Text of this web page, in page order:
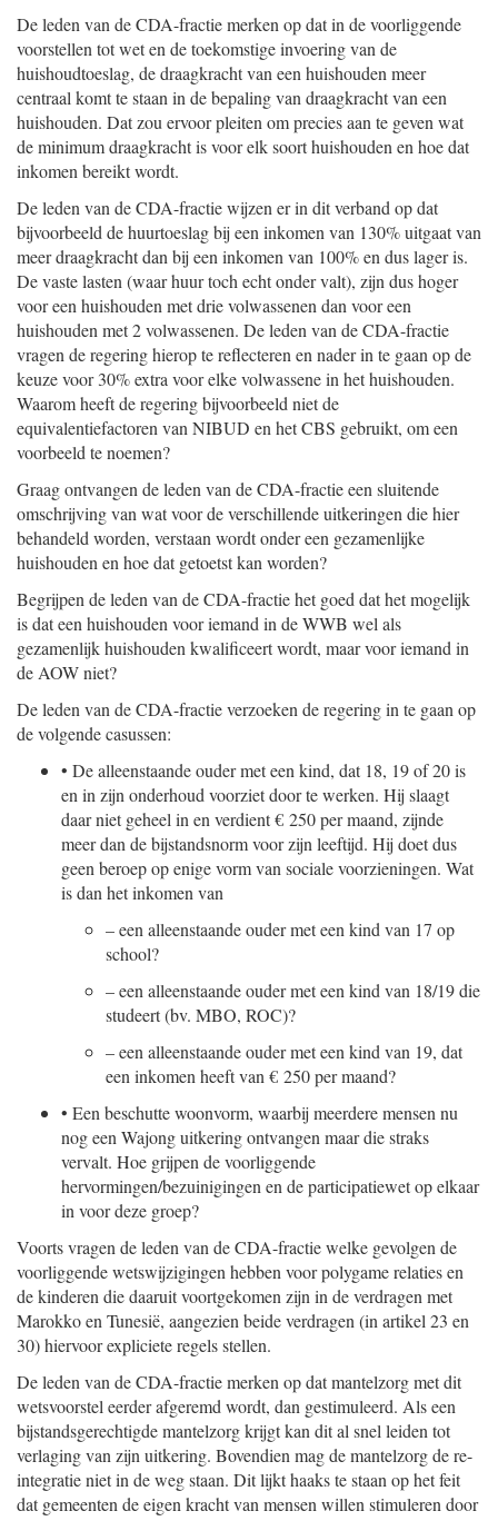
De leden van de CDA-fractie merken op dat in de voorliggende
voorstellen tot wet en de toekomstige invoering van de
huishoudtoeslag, de draagkracht van een huishouden meer
centraal komt te staan in de bepaling van draagkracht van een
huishouden. Dat zou ervoor pleiten om precies aan te geven wat
de minimum draagkracht is voor elk soort huishouden en hoe dat
inkomen bereikt wordt.
De leden van de CDA-fractie wijzen er in dit verband op dat
bijvoorbeeld de huurtoeslag bij een inkomen van 130% uitgaat van
meer draagkracht dan bij een inkomen van 100% en dus lager is.
De vaste lasten (waar huur toch echt onder valt), zijn dus hoger
voor een huishouden met drie volwassenen dan voor een
huishouden met 2 volwassenen. De leden van de CDA-fractie
vragen de regering hierop te reflecteren en nader in te gaan op de
keuze voor 30% extra voor elke volwassene in het huishouden.
Waarom heeft de regering bijvoorbeeld niet de
equivalentiefactoren van NIBUD en het CBS gebruikt, om een
voorbeeld te noemen?
Graag ontvangen de leden van de CDA-fractie een sluitende
omschrijving van wat voor de verschillende uitkeringen die hier
behandeld worden, verstaan wordt onder een gezamenlijke
huishouden en hoe dat getoetst kan worden?
Begrijpen de leden van de CDA-fractie het goed dat het mogelijk
is dat een huishouden voor iemand in de WWB wel als
gezamenlijk huishouden kwalificeert wordt, maar voor iemand in
de AOW niet?
De leden van de CDA-fractie verzoeken de regering in te gaan op
de volgende casussen:
• De alleenstaande ouder met een kind, dat 18, 19 of 20 is
en in zijn onderhoud voorziet door te werken. Hij slaagt
daar niet geheel in en verdient € 250 per maand, zijnde
meer dan de bijstandsnorm voor zijn leeftijd. Hij doet dus
geen beroep op enige vorm van sociale voorzieningen. Wat
is dan het inkomen van
–een alleenstaande ouder met een kind van 17 op
school?
–een alleenstaande ouder met een kind van 18/19 die
studeert (bv. MBO, ROC)?
–een alleenstaande ouder met een kind van 19, dat
een inkomen heeft van € 250 per maand?
• Een beschutte woonvorm, waarbij meerdere mensen nu
nog een Wajong uitkering ontvangen maar die straks
vervalt. Hoe grijpen de voorliggende
hervormingen/bezuinigingen en de participatiewet op elkaar
in voor deze groep?
Voorts vragen de leden van de CDA-fractie welke gevolgen de
voorliggende wetswijzigingen hebben voor polygame relaties en
de kinderen die daaruit voortgekomen zijn in de verdragen met
Marokko en Tunesië, aangezien beide verdragen (in artikel 23 en
30) hiervoor expliciete regels stellen.
De leden van de CDA-fractie merken op dat mantelzorg met dit
wetsvoorstel eerder afgeremd wordt, dan gestimuleerd. Als een
bijstandsgerechtigde mantelzorg krijgt kan dit al snel leiden tot
verlaging van zijn uitkering. Bovendien mag de mantelzorg de re-
integratie niet in de weg staan. Dit lijkt haaks te staan op het feit
dat gemeenten de eigen kracht van mensen willen stimuleren door